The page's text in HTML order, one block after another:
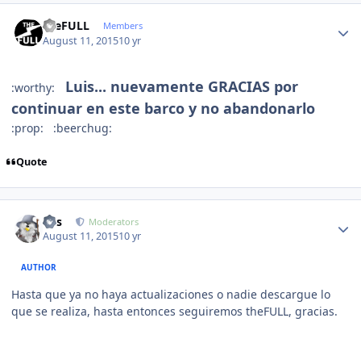
theFULL Members
August 11, 201510 yr
:worthy:
Luis... nuevamente GRACIAS por
continuar en este barco y no abandonarlo
:prop: :beerchug:
Quote
luis Moderators
August 11, 201510 yr
AUTHOR
Hasta que ya no haya actualizaciones o nadie descargue lo
que se realiza, hasta entonces seguiremos theFULL, gracias.